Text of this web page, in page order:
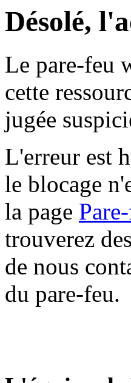
Désolé,
Le pare-feu
cette
jugée
L'erreur est
le blocage
la page
trouverez
de nous
du pare-feu.